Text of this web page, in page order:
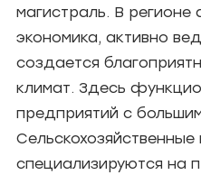
магистраль. В регионе
экономика, активно
создается
климат. Здесь
предприятий с
Сельскохозяйственные
специализируются на